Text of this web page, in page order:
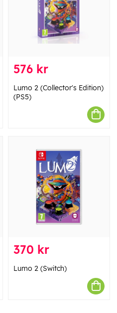
576 kr
Lumo 2 (Collector's Edition)
(PS5)
370 kr
Lumo 2 (Switch)